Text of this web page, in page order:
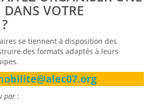
VOTRE
se tiennent à disposition des
des formats adaptés à leurs
par :